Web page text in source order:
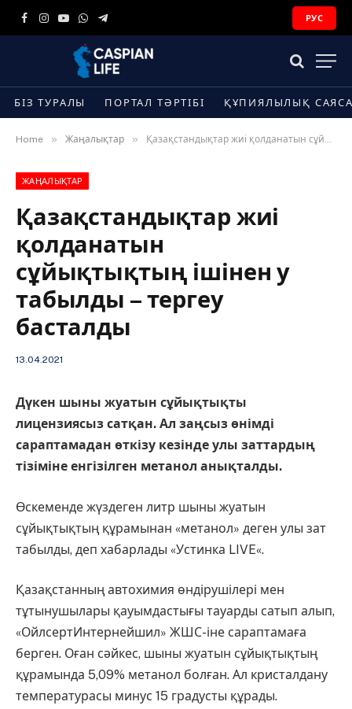
Facebook
Instagram
YouTube
WhatsApp
Telegram
РУС
БІЗ ТУРАЛЫ ПОРТАЛ ТӘРТІБІ ҚҰПИЯЛЫЛЫҚ
Home » Жаңалықтар » Қазақстандықтар жиі қолданатын сұйықтықтың ішінен у табылды – тергеу басталды
ЖАҢАЛЫҚТАР
Қазақстандықтар жиі
қолданатын
сұйықтықтың ішінен у
табылды – тергеу
басталды
13.04.2021
Дүкен шыны жуатын сұйықтықты
лицензиясыз сатқан. Ал заңсыз өнімді
сараптамадан өткізу кезінде улы заттардың
тізіміне енгізілген метанол анықталды.
Өскеменде жүздеген литр шыны жуатын
сұйықтықтың құрамынан «метанол» деген улы зат
табылды, деп хабарлады «Устинка LIVE«.
Қазақстанның автохимия өндірушілері мен
тұтынушылары қауымдастығы тауарды сатып алып,
«ОйлсертИнтернейшил» ЖШС-іне сараптамаға
берген. Оған сәйкес, шыны жуатын сұйықтықтың
құрамында 5,09% метанол болған. Ал кристалдану
температурасы минус 15 градусты құрады.